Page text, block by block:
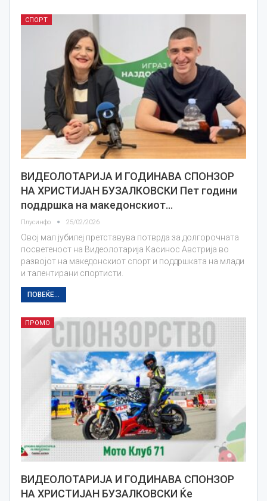
СПОРТ
ВИДЕОЛОТАРИЈА И ГОДИНАВА СПОНЗОР
НА ХРИСТИЈАН БУЗАЛКОВСКИ Пет години
поддршка на македонскиот…
Плусинфо 25/02/2026
Овој мал јубилеј претставува потврда за долгорочната
посветеност на Видеолотарија Касинос Австрија во
развојот на македонскиот спорт и поддршката на млади
и талентирани спортисти.
ПОВЕЌЕ...
ПРОМО
ВИДЕОЛОТАРИЈА И ГОДИНАВА СПОНЗОР
НА ХРИСТИЈАН БУЗАЛКОВСКИ Ќе